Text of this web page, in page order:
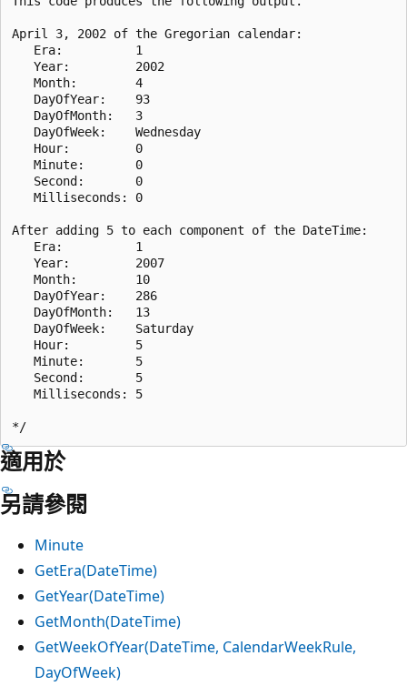
April 3, 2002 of the Gregorian calendar:
   Era:          1
   Year:         2002
   Month:        4
   DayOfYear:    93
   DayOfMonth:   3
   DayOfWeek:    Wednesday
   Hour:         0
   Minute:       0
   Second:       0
   Milliseconds: 0
After adding 5 to each component of the DateTime:
   Era:          1
   Year:         2007
   Month:        10
   DayOfYear:    286
   DayOfMonth:   13
   DayOfWeek:    Saturday
   Hour:         5
   Minute:       5
   Second:       5
   Milliseconds: 5
適用於
另請參閱
Minute
GetEra(DateTime)
GetYear(DateTime)
GetMonth(DateTime)
GetWeekOfYear(DateTime, CalendarWeekRule,
DayOfWeek)